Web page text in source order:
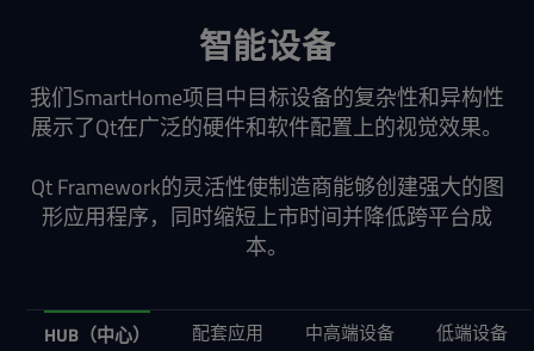
智能设备
我们SmartHome项目中目标设备的复杂性和异构性
展示了Qt在广泛的硬件和软件配置上的视觉效果。
Qt Framework的灵活性使制造商能够创建强大的图
形应用程序，同时缩短上市时间并降低跨平台成
本。
HUB（中心） 配套应用 中高端设备 低端设备